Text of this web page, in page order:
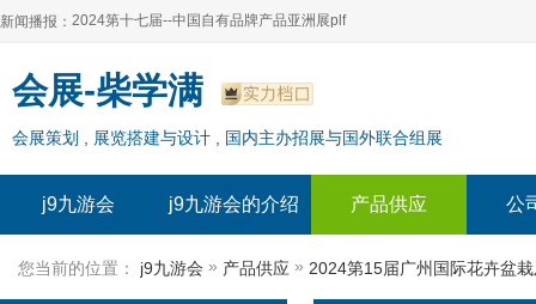
新闻播报：
2024上海自有品牌展--百货展|食品展 零售展|oem展
2024全球自有--品牌产品亚洲展（plf）
2024上海自有品牌展--2024上海oem 贴牌代加工展
2024第十七届--中国自有品牌产品亚洲展plf
2024全球自有--品牌产品亚洲展（plf）
2024年上海--第17届自有品牌展
会展-柴学满
会展策划 , 展览搭建与设计 , 国内主办招展与国外联合组展
j9九游会 j9九游会的介绍 产品供应 公
您当前的位置： j9九游会 » 产品供应 » 2024第15届广州国际花卉盆